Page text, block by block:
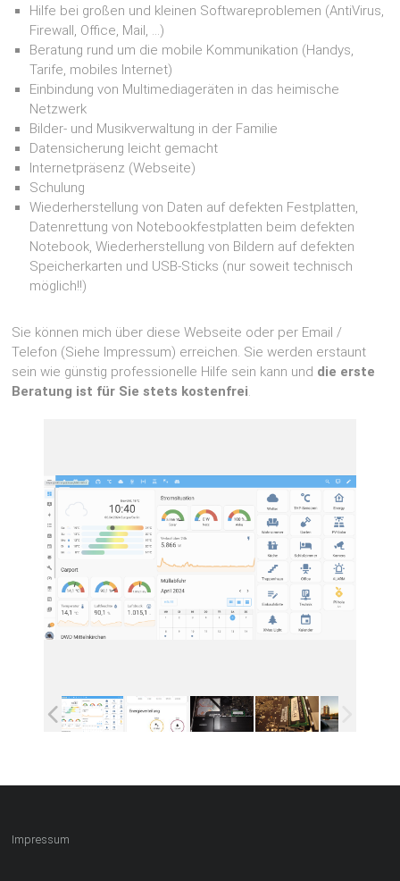
Hilfe bei großen und kleinen Softwareproblemen (AntiVirus,
Firewall, Office, Mail, …)
Beratung rund um die mobile Kommunikation (Handys,
Tarife, mobiles Internet)
Einbindung von Multimediageräten in das heimische
Netzwerk
Bilder- und Musikverwaltung in der Familie
Datensicherung leicht gemacht
Internetpräsenz (Webseite)
Schulung
Wiederherstellung von Daten auf defekten Festplatten,
Datenrettung von Notebookfestplatten beim defekten
Notebook, Wiederherstellung von Bildern auf defekten
Speicherkarten und USB-Sticks (nur soweit technisch
möglich!!)
Sie können mich über diese Webseite oder per Email /
Telefon (Siehe Impressum) erreichen. Sie werden erstaunt
sein wie günstig professionelle Hilfe sein kann und die erste
Beratung ist für Sie stets kostenfrei.
Impressum